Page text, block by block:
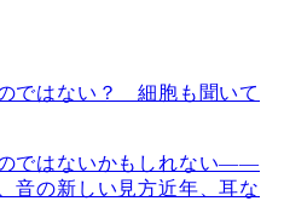
ではない？ 細胞も聞いて
ではないかもしれない――
音の新しい見方近年、耳な